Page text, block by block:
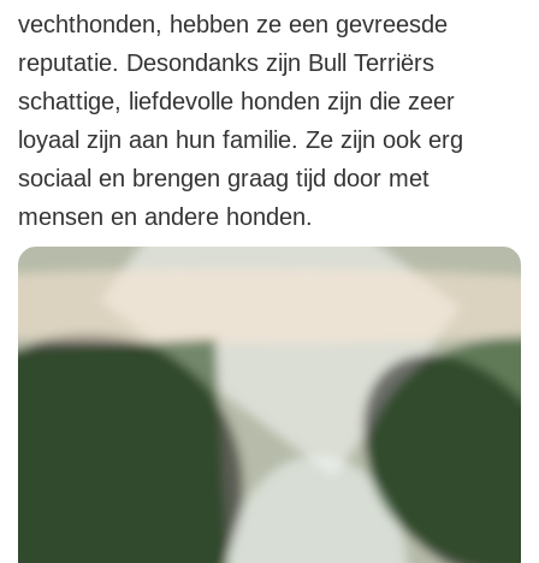
vechthonden, hebben ze een gevreesde
reputatie. Desondanks zijn Bull Terriërs
schattige, liefdevolle honden zijn die zeer
loyaal zijn aan hun familie. Ze zijn ook erg
sociaal en brengen graag tijd door met
mensen en andere honden.